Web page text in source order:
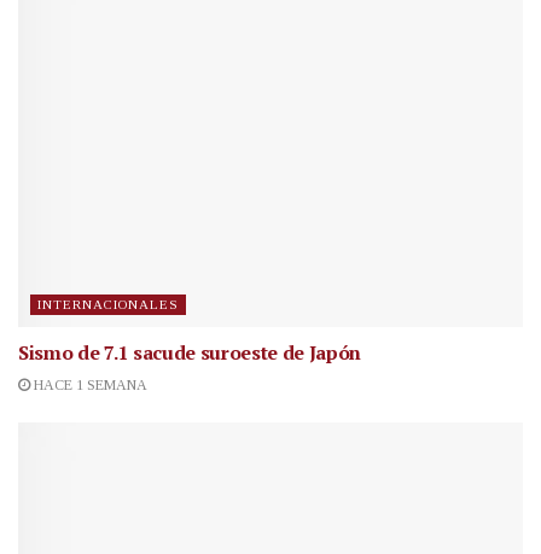
INTERNACIONALES
Sismo de 7.1 sacude suroeste de Japón
HACE 1 SEMANA